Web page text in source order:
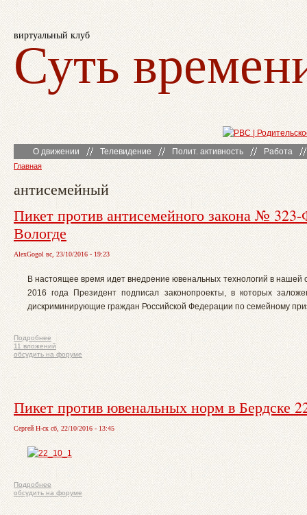
виртуальный клуб
Суть
О движении Телевидение Полит. активность Работа
Главная
антисемейный
Пикет против антисемейного закона №
Вологде
AlexGogol вс, 23/10/2016 - 19:23
В настоящее время идет внедрение ювенальных технологий в нашей
2016 года Президент подписал законопроекты, в которых
дискриминирующие граждан Российской Федерации по семейному
Подробнее
11 вложений
обсудить на форуме
Пикет против ювенальных норм в Бердске
Сергей Н-ск сб, 22/10/2016 - 13:45
Подробнее
обсудить на форуме